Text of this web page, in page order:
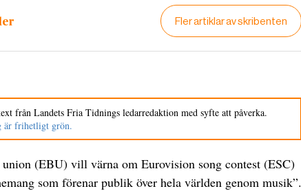
Fler artiklar av skribenten
från Landets Fria Tidnings ledarredaktion med syfte att påverka.
är frihetligt grön.
union (EBU) vill värna om Eurovision song contest (ESC)
som förenar publik över hela världen genom musik”.